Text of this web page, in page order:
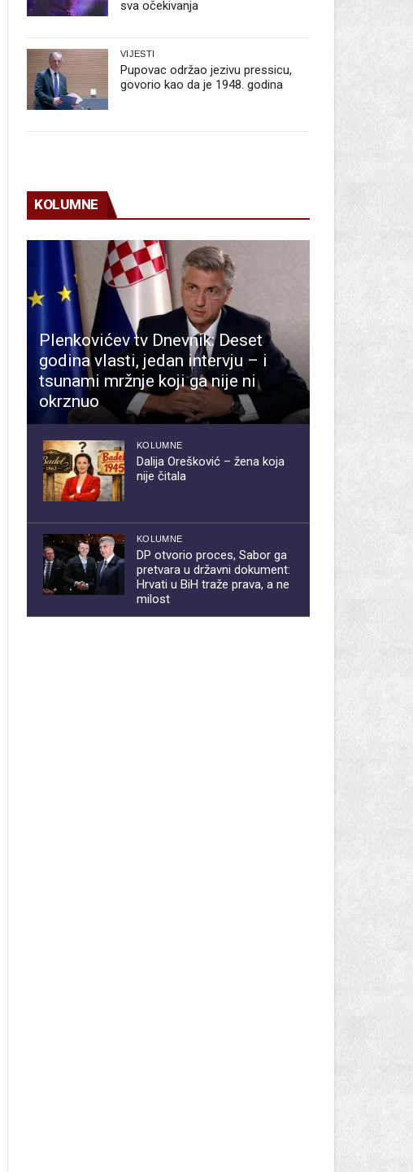
sva očekivanja
VIJESTI
Pupovac održao jezivu pressicu,
govorio kao da je 1948. godina
KOLUMNE
Plenkovićev tv Dnevnik: Deset
godina vlasti, jedan intervju – i
tsunami mržnje koji ga nije ni
okrznuo
KOLUMNE
Dalija Orešković – žena koja
nije čitala
KOLUMNE
DP otvorio proces, Sabor ga
pretvara u državni dokument:
Hrvati u BiH traže prava, a ne
milost